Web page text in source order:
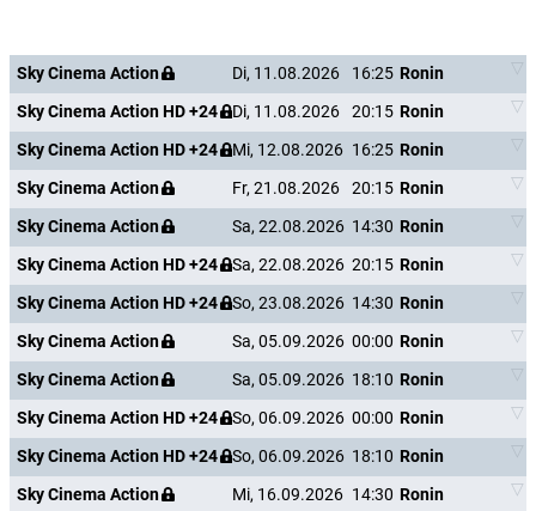
Sky Cinema Action Di, 11.08.2026 16:25 Ronin
Sky Cinema Action HD +24
Di, 11.08.2026 20:15 Ronin
Sky Cinema Action HD +24
Mi, 12.08.2026 16:25 Ronin
Sky Cinema Action
Fr, 21.08.2026 20:15 Ronin
Sky Cinema Action
Sa, 22.08.2026 14:30 Ronin
Sky Cinema Action HD +24
Sa, 22.08.2026 20:15 Ronin
Sky Cinema Action HD +24
So, 23.08.2026 14:30 Ronin
Sky Cinema Action
Sa, 05.09.2026 00:00 Ronin
Sky Cinema Action
Sa, 05.09.2026 18:10 Ronin
Sky Cinema Action HD +24
So, 06.09.2026 00:00 Ronin
Sky Cinema Action HD +24
So, 06.09.2026 18:10 Ronin
Sky Cinema Action
Mi, 16.09.2026 14:30 Ronin